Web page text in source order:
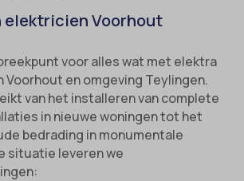
elektricien Voorhout
voor alles wat met elektra
Voorhout en omgeving Teylingen.
van het installeren van complete
in nieuwe woningen tot het
bedrading in monumentale
situatie leveren we